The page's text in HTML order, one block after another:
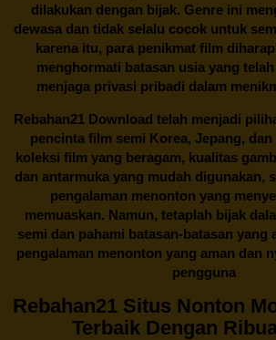
dilakukan dengan bijak. Genre ini
dewasa dan tidak selalu cocok untuk
karena itu, para penikmat film
menghormati batasan usia yang
menjaga privasi pribadi dalam
Rebahan21Download telah menjadi
pencinta film semi Korea, Jepang,
koleksi film yang beragam, kualitas
dan antarmuka yang mudah digunakan,
pengalaman menonton yang
memuaskan. Namun, tetaplah bijak
semi dan pahami batasan-batasan yang
pengalaman menonton yang aman dan
pengguna
Rebahan21 Situs Nonton
Terbaik Dengan